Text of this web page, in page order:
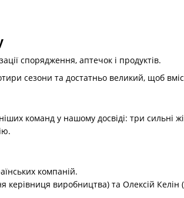
спорядження, аптечок і продуктів.
сезони та достатньо великий, щоб
команд у нашому досвіді: три сильні
компаній.
керівниця виробництва) та Олексій